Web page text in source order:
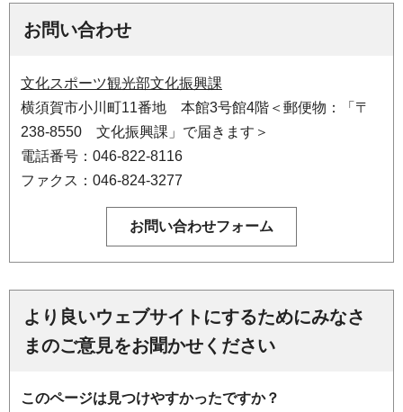
お問い合わせ
文化スポーツ観光部文化振興課
横須賀市小川町11番地 本館3号館4階＜郵便物：「〒
238-8550 文化振興課」で届きます＞
電話番号：046-822-8116
ファクス：046-824-3277
より良いウェブサイトにするためにみなさ
まのご意見をお聞かせください
このページは見つけやすかったですか？